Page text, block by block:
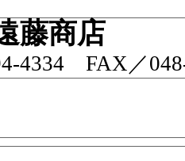
藤商店
4334 FAX／